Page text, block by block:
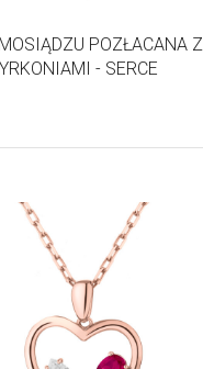
POZŁACANA Z
- SERCE